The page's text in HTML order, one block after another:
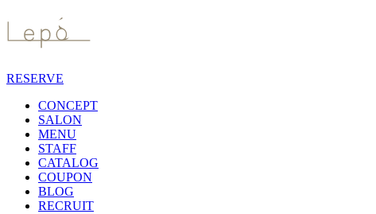
RESERVE
CONCEPT
SALON
MENU
STAFF
CATALOG
COUPON
BLOG
RECRUIT